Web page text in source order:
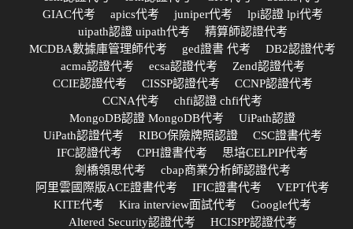
GIAC代考
apics代考 juniper代考
lpi認證 lpi代考
uipath認證 uipath代考
精算師認證代考
MCDBA數據庫管理師代考
ged證書 代考
DB2認證代考
acma認證代考
ecsa認證代考
Zend認證代考
CCIE認證代考
CISSP認證代考
CCNP認證代考
CCNA代考
chfi認證 chfi代考
MongoDB認證 MongoDB代考
UiPath認證
UiPath認證代考
RIBO保險牌照認證
CSC證書代考
IFC認證代考
CPH證書代考
思培CELPIP代考
劍橋領思代考
cbap商業分析師認證代考
阿里雲國際版ACE證書代考
IFIC證書代考
VEPT代考
KITE代考
Kira interview面試代考
Google代考
Altered Security認證代考
HCISPP認證代考